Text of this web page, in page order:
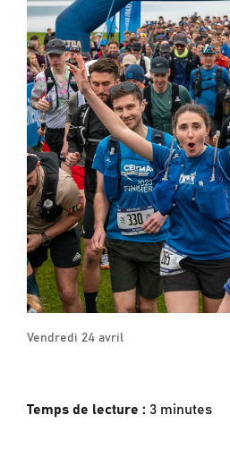
Vendredi 24 avril
Temps de lecture : 3 minutes